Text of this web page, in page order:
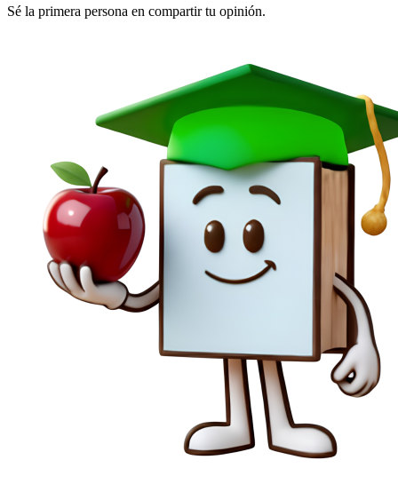
Sé la primera persona en compartir tu opinión.